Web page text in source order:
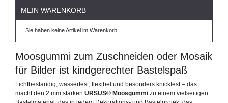
MEIN WARENKORB
Sie haben keine Artikel im Warenkorb.
Moosgummi zum Zuschneiden oder Mosaik
für Bilder ist kindgerechter Bastelspaß
Lichtbeständig, wasserfest, flexibel und besonders knickfest – das
macht den 2 mm starken URSUS® Moosgummi zu einem vielseitigen